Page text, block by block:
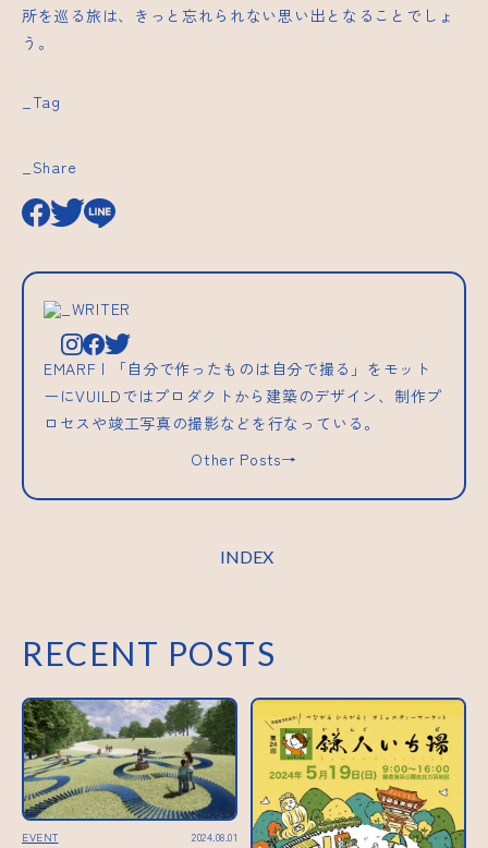
所を巡る旅は、きっと忘れられない思い出となることでしょ
う。
_Tag
_Share
_WRITER
EMARF | 「自分で作ったものは自分で撮る」をモット
ーにVUILDではプロダクトから建築のデザイン、制作プ
ロセスや竣工写真の撮影などを行なっている。
Other Posts→
INDEX
RECENT POSTS
EVENT 2024.08.01